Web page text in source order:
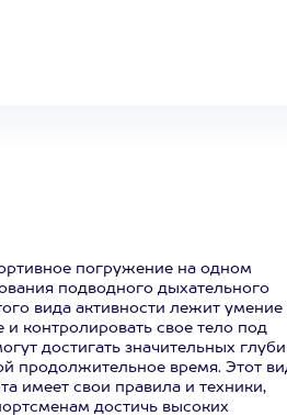
погружение на одном
подводного дыхательного
вида активности лежит умение
контролировать свое тело под
достигать значительных
продолжительное время. Этот
имеет свои правила и техники,
достичь высоких